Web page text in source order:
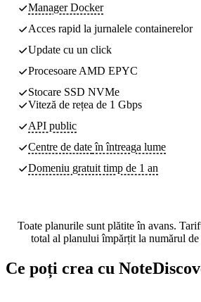
Manager Docker
Acces rapid la jurnalele containerelor
Update cu un click
Procesoare AMD EPYC
Stocare SSD NVMe
Viteză de rețea de 1 Gbps
API public
Centre de dateîn întreaga lume
Domeniu gratuit timp de 1 an
Toate planurile sunt plătite în avans.
total al planului împărțit la numărul
Ce poți crea cu